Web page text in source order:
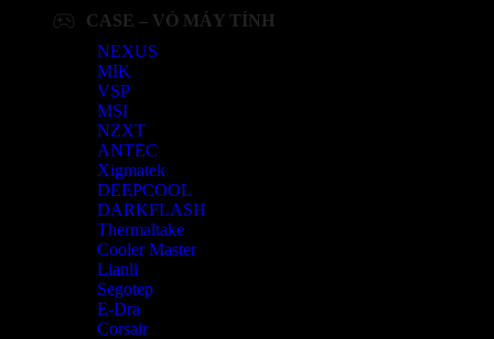
CASE – VỎ MÁY TÍNH
NEXUS
MIK
VSP
MSI
NZXT
ANTEC
Xigmatek
DEEPCOOL
DARKFLASH
Thermaltake
Cooler Master
Lianli
Segotep
E-Dra
Corsair